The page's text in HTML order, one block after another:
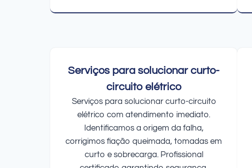
Serviços para solucionar curto-
circuito elétrico
Serviços para solucionar curto-circuito
elétrico com atendimento imediato.
Identificamos a origem da falha,
corrigimos fiação queimada, tomadas em
curto e sobrecarga. Profissional